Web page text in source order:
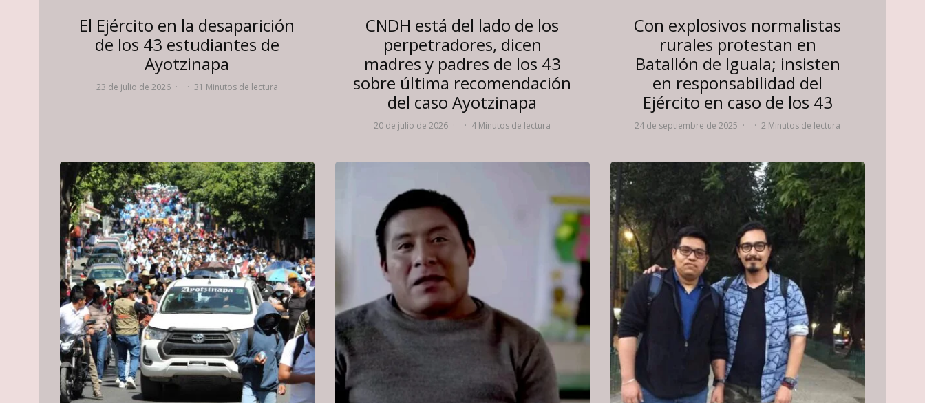
El Ejército en la desaparición
de los 43 estudiantes de
Ayotzinapa
23 de julio de 2026 · · 31 Minutos de lectura
CNDH está del lado de los
perpetradores, dicen
madres y padres de los 43
sobre última recomendación
del caso Ayotzinapa
20 de julio de 2026 · · 4 Minutos de lectura
Con explosivos normalistas
rurales protestan en
Batallón de Iguala; insisten
en responsabilidad del
Ejército en caso de los 43
24 de septiembre de 2025 · · 2 Minutos de lectura